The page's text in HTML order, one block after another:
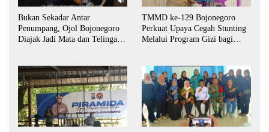
Bukan Sekadar Antar
Penumpang, Ojol Bojonegoro
Diajak Jadi Mata dan Telinga
TMMD ke-129 Bojonegoro
Perkuat Upaya Cegah Stunting
Melalui Program Gizi bagi